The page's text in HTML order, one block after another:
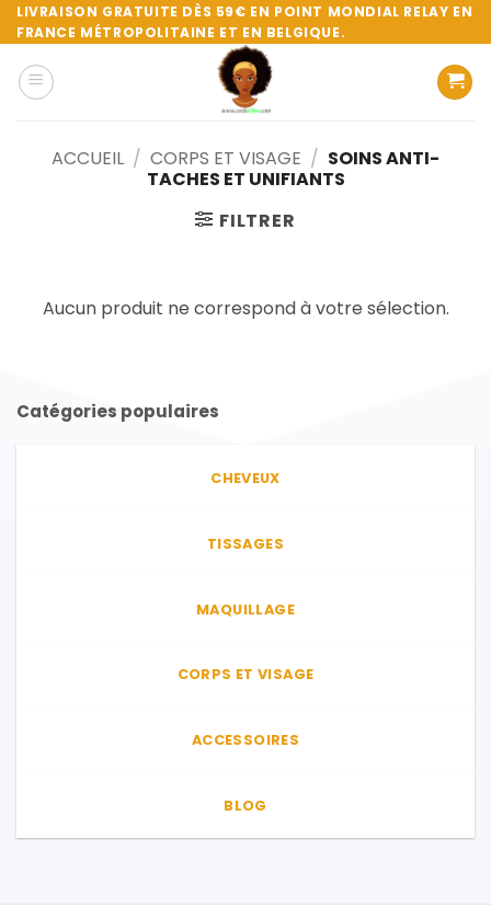
Passer
au
contenu
LIVRAISON GRATUITE DÈS 59€ EN POINT MONDIAL RELAY EN
FRANCE MÉTROPOLITAINE ET EN BELGIQUE.
ACCUEIL / CORPS ET VISAGE / SOINS ANTI-
TACHES ET UNIFIANTS
FILTRER
Aucun produit ne correspond à votre sélection.
Catégories populaires
CHEVEUX
TISSAGES
MAQUILLAGE
CORPS ET VISAGE
ACCESSOIRES
BLOG